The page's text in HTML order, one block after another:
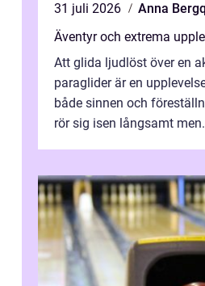
31 juli 2026
Anna
Äventyr och extrema
Att glida ljudlöst över en
paraglider är en
både sinnen och
rör sig isen långsamt